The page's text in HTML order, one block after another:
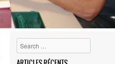
Search